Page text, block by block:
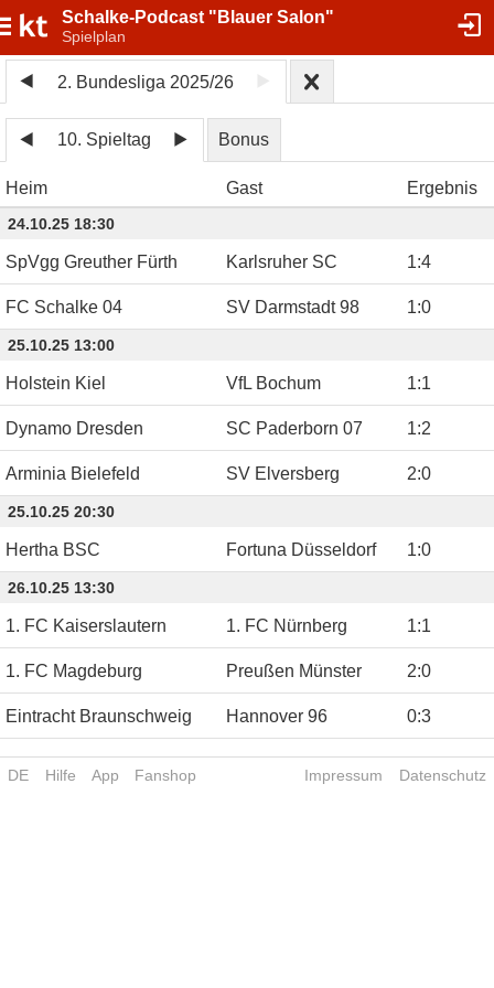
Schalke-Podcast "Blauer Salon"
Spielplan
2. Bundesliga 2025/26
10. Spieltag Bonus
Heim Gast Ergebnis
24.10.25 18:30
SpVgg Greuther Fürth Karlsruher SC 1:4
FC Schalke 04 SV Darmstadt 98 1:0
25.10.25 13:00
Holstein Kiel VfL Bochum 1:1
Dynamo Dresden SC Paderborn 07 1:2
Arminia Bielefeld SV Elversberg 2:0
25.10.25 20:30
Hertha BSC Fortuna Düsseldorf 1:0
26.10.25 13:30
1. FC Kaiserslautern 1. FC Nürnberg 1:1
1. FC Magdeburg Preußen Münster 2:0
Eintracht Braunschweig Hannover 96 0:3
DE Hilfe App Fanshop Impressum Datenschutz